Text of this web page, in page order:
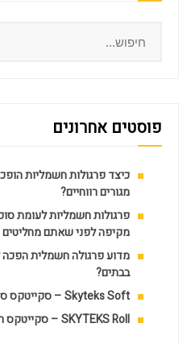
פוסטים אחרונים
כיצד פרגולות חשמליות
מגורים רווחיים?
פרגולות חשמליות לעומת
מקיפה לפני שאתם מחליטים
מדוע פרגולה חשמלית הפכה
בבתים?
Skyteks Soft – סקייטקס סופט
SKYTEKS Roll – סקייטקס רול